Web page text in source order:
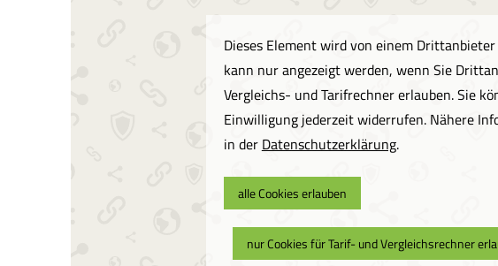
Dieses Element wird von einem
kann nur angezeigt werden, wenn Sie
Vergleichs- und Tarifrechner erlauben. Sie
Einwilligung jederzeit widerrufen. Nähere
in der Datenschutzerklärung.
alle Cookies erlauben
nur Cookies für Tarif- und Vergleichsrechner